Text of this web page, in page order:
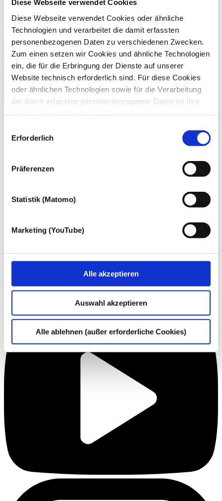
Diese Webseite verwendet Cookies
Diese Webseite verwendet Cookies oder ähnliche
Technologien und verarbeitet die damit erfassten
personenbezogenen Daten zu verschiedenen Zwecken.
Zum einen setzen wir Cookies und ähnliche Technologien
ein, die für die Erbringung der Dienste auf unserer
Website technisch erforderlich sind. Für diese Cookies
oder ähnlichen Technologien sowie für die Verarbeitung
der damit erfassten personenbezogenen Daten ist Ihre
mit Ihrer ausdrücklichen Einwilligung einsetzen und die
Erforderlich
Präferenzen
Statistik (Matomo)
Marketing (YouTube)
Alle akzeptieren
Auswahl akzeptieren
Alle ablehnen (außer erforderliche Cookies)